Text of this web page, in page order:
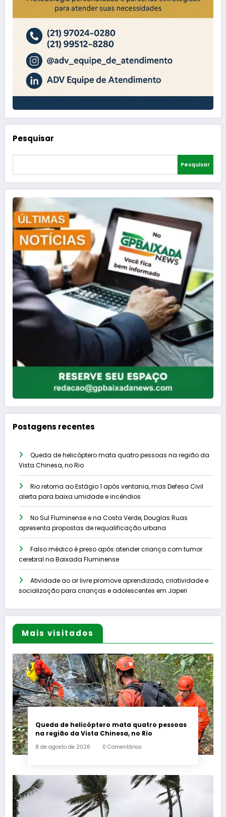
Pesquisar
Pesquisar
Postagens recentes
Queda de helicóptero mata quatro pessoas na região da
Vista Chinesa, no Rio
Rio retorna ao Estágio 1 após ventania, mas Defesa Civil
alerta para baixa umidade e incêndios
No Sul Fluminense e na Costa Verde, Douglas Ruas
apresenta propostas de requalificação urbana
Falso médico é preso após atender criança com tumor
cerebral na Baixada Fluminense
Atividade ao ar livre promove aprendizado, criatividade e
socialização para crianças e adolescentes em Japeri
Mais visitados
Queda de helicóptero mata quatro pessoas
na região da Vista Chinesa, no Rio
8 de agosto de 2026 0 Comentários